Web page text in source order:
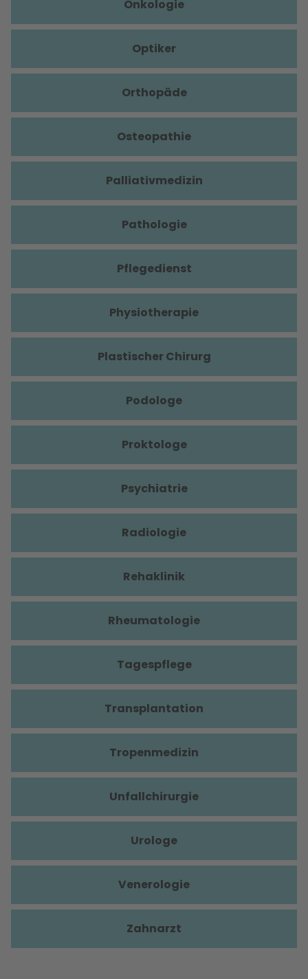
Onkologie
Optiker
Orthopäde
Osteopathie
Palliativmedizin
Pathologie
Pflegedienst
Physiotherapie
Plastischer Chirurg
Podologe
Proktologe
Psychiatrie
Radiologie
Rehaklinik
Rheumatologie
Tagespflege
Transplantation
Tropenmedizin
Unfallchirurgie
Urologe
Venerologie
Zahnarzt